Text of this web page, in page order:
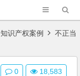
知识产权案例 不正当
0 18,583